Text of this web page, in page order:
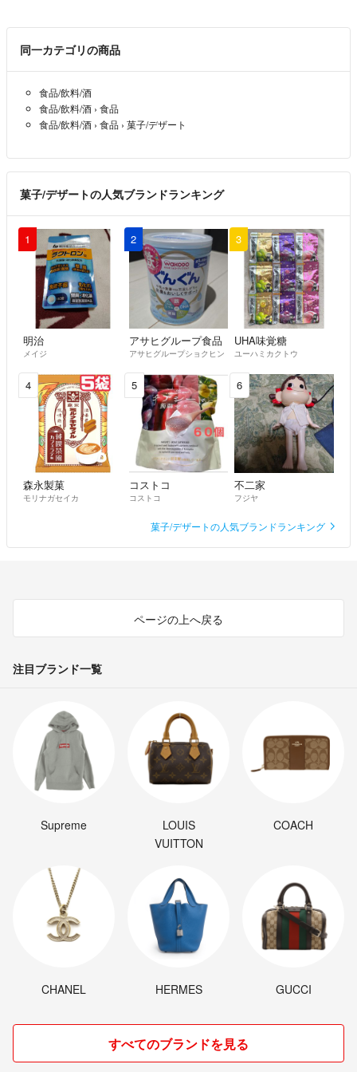
抹茶
ザラメ
レーズン
割れやかけにくいです）
※スノーボール3ケ入り1袋100円
ココア
ココナッツ
抹茶
ごま
(スノーボールは、まぶした粉砂糖が溶けやすいのでご了承くださいま
※マドレーヌ1個150円
+クリックポスト箱代送料300円
プレーン
チョコチップ
キャラメルチョコチップ
※マフィン1個200円
※ミニミニパウンドケーキ1個350円
チョコチップ
アールグレイ
発送方法はコンパクト便orプチプチに包んでクリックポスト専用箱に入
クリックポスト追跡番号を知りたい方はメッセージ下さい。
※とても非常識な方は申し訳ございませんがブロックさせていただく場
合がございます。
長崎からの発送になるので遠方の片は3.4日ほど到着までお時間をいた
だくと思います。
すm(__)m
キャンセル、返品はご対応出来ません。
コメント無しでの購入で大丈夫です(^^)
１人で製作、発送させていただいておりますのでご対応、コメント遅れ
る場合がございますのでご了承下さいませ(｡>﹏<｡)
同一カテゴリの商品
食品/飲料/酒
食品/飲料/酒 › 食品
食品/飲料/酒 › 食品 › 菓子/デザート
菓子/デザートの人気ブランドランキング
1
明治
メイジ
2
アサヒグループ食品
アサヒグループショクヒン
3
UHA味覚糖
ユーハミカクトウ
4
森永製菓
モリナガセイカ
5
コストコ
コストコ
6
不二家
フジヤ
菓子/デザートの人気ブランドランキング
ページの上へ戻る
注目ブランド一覧
Supreme
LOUIS
VUITTON
COACH
CHANEL HERMES GUCCI
すべてのブランドを見る